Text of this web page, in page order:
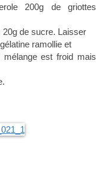
200g de griottes
de sucre. Laisser
ramollie et
est froid mais